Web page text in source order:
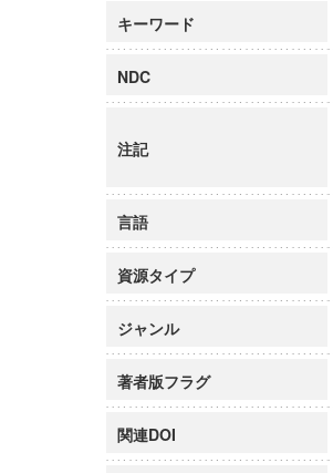
キーワード
NDC
注記
言語
資源タイプ
ジャンル
著者版フラグ
関連DOI